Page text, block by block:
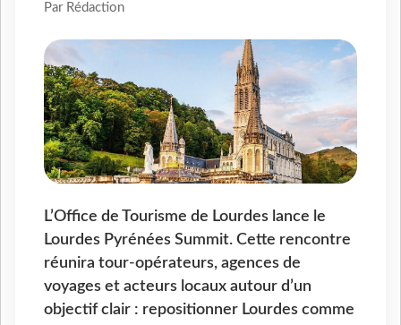
Par Rédaction
L’Office de Tourisme de Lourdes lance le
Lourdes Pyrénées Summit. Cette rencontre
réunira tour-opérateurs, agences de
voyages et acteurs locaux autour d’un
objectif clair : repositionner Lourdes comme